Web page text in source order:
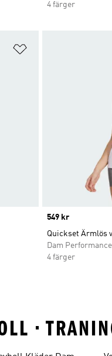
4 färger
Lägg till på
Price
549 kr
Quickset Ärmlös
Dam Performance
4 färger
•